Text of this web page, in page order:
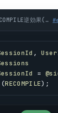
パターン3: RECOMPILE逆効果(高頻度+パラメータ依存なし) (sql) #
,
=
(RECOMPILE);